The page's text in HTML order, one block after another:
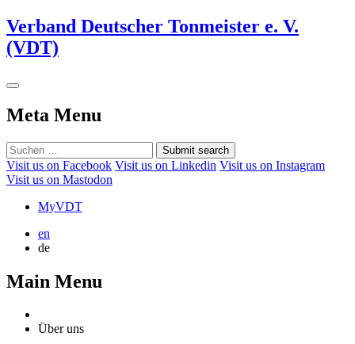
Verband Deutscher Tonmeister e. V.
(VDT)
Meta Menu
Submit search
Visit us on Facebook Visit us on Linkedin Visit us on Instagram
Visit us on Mastodon
MyVDT
en
de
Main Menu
Über uns